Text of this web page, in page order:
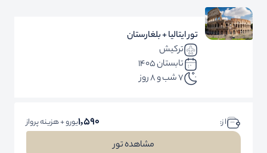
تور ایتالیا + بلغارستان
ترکیش
تابستان 1405
7 شب و 8 روز
ا ز: 1,590یورو + هزینه پرواز
مشاهده تور